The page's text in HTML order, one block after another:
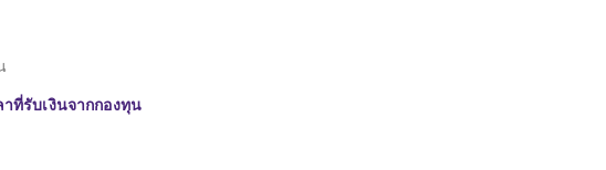
ที่รับเงินจากกองทุน